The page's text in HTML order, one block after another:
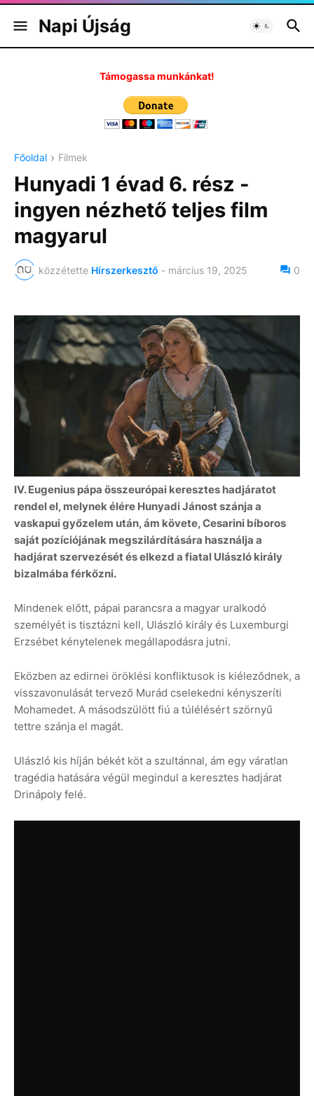
Napi Újság
Támogassa munkánkat!
Főoldal Filmek
Hunyadi 1 évad 6. rész -
ingyen nézhető teljes film
magyarul
közzétette Hírszerkesztő - március 19, 2025 0
IV. Eugenius pápa összeurópai keresztes hadjáratot
rendel el, melynek élére Hunyadi Jánost szánja a
vaskapui győzelem után, ám követe, Cesarini bíboros
saját pozíciójának megszilárdítására használja a
hadjárat szervezését és elkezd a fiatal Ulászló király
bizalmába férkőzni.
Mindenek előtt, pápai parancsra a magyar uralkodó
személyét is tisztázni kell, Ulászló király és Luxemburgi
Erzsébet kénytelenek megállapodásra jutni.
Eközben az edirnei öröklési konfliktusok is kiéleződnek, a
visszavonulását tervező Murád cselekedni kényszeríti
Mohamedet. A másodszülött fiú a túlélésért szörnyű
tettre szánja el magát.
Ulászló kis híján békét köt a szultánnal, ám egy váratlan
tragédia hatására végül megindul a keresztes hadjárat
Drinápoly felé.